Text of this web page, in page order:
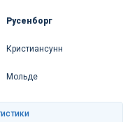
Русенборг
Кристиансунн
Мольде